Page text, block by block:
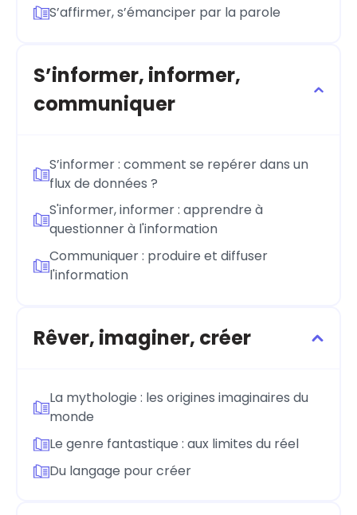
S’affirmer, s’émanciper par la parole
S’informer, informer,
communiquer
S’informer : comment se repérer dans un
flux de données ?
S'informer, informer : apprendre à
questionner à l'information
Communiquer : produire et diffuser
l'information
Rêver, imaginer, créer
La mythologie : les origines imaginaires du
monde
Le genre fantastique : aux limites du réel
Du langage pour créer